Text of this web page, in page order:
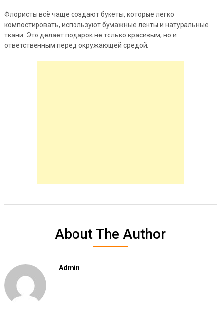
Флористы всё чаще создают букеты, которые легко
компостировать, используют бумажные ленты и натуральные
ткани. Это делает подарок не только красивым, но и
ответственным перед окружающей средой.
About The Author
Admin